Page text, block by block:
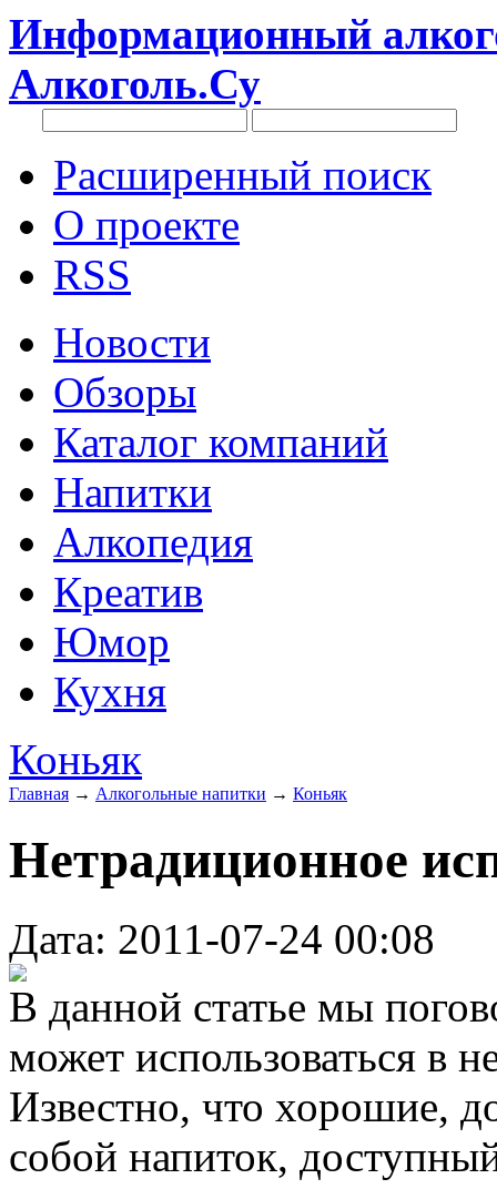
Информационный
Алкоголь.Су
Расширенный поиск
О проекте
RSS
Новости
Обзоры
Каталог компаний
Напитки
Алкопедия
Креатив
Юмор
Кухня
Коньяк
Главная → Алкогольные напитки → Коньяк
Нетрадиционное
Дата: 2011-07-24 00:08
В данной статье мы
может использоваться в
Известно, что хорошие,
собой напиток,